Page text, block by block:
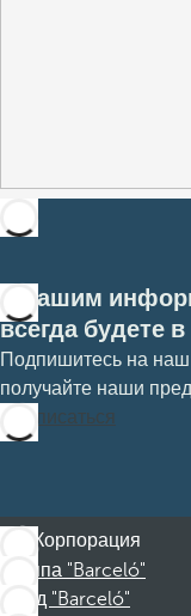
С нашим
всегда будете
Подпишитесь на
получайте наши
Подписаться
Корпорация
Группа "Barceló"
Фонд "Barceló"